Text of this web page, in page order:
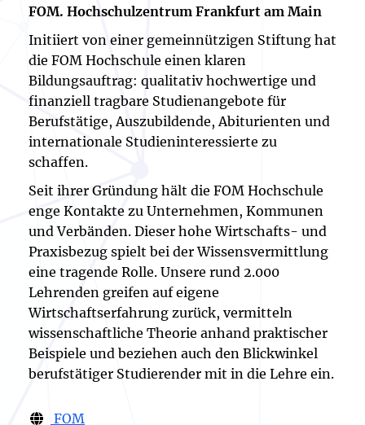
FOM. Hochschulzentrum Frankfurt am Main
Initiiert von einer gemeinnützigen Stiftung hat
die FOM Hochschule einen klaren
Bildungsauftrag: qualitativ hochwertige und
finanziell tragbare Studienangebote für
Berufstätige, Auszubildende, Abiturienten und
internationale Studieninteressierte zu
schaffen.
Seit ihrer Gründung hält die FOM Hochschule
enge Kontakte zu Unternehmen, Kommunen
und Verbänden. Dieser hohe Wirtschafts- und
Praxisbezug spielt bei der Wissensvermittlung
eine tragende Rolle. Unsere rund 2.000
Lehrenden greifen auf eigene
Wirtschaftserfahrung zurück, vermitteln
wissenschaftliche Theorie anhand praktischer
Beispiele und beziehen auch den Blickwinkel
berufstätiger Studierender mit in die Lehre ein.
FOM